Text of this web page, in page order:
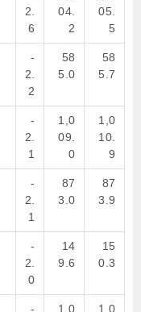
2.
6
04.
2
05.
5
-
2.
2
58
5.0
58
5.7
-
2.
1
1,0
09.
0
1,0
10.
9
-
2.
1
87
3.0
87
3.9
-
2.
0
14
9.6
15
0.3
- 1,0 1,0